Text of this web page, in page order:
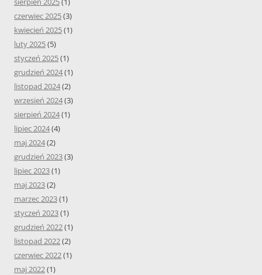
czerwiec 2025(3)
kwiecień 2025(1)
luty 2025(5)
styczeń 2025(1)
grudzień 2024(1)
listopad 2024(2)
wrzesień 2024(3)
sierpień 2024(1)
lipiec 2024(4)
maj 2024(2)
grudzień 2023(3)
lipiec 2023(1)
maj 2023(2)
marzec 2023(1)
styczeń 2023(1)
grudzień 2022(1)
listopad 2022(2)
czerwiec 2022(1)
maj 2022(1)